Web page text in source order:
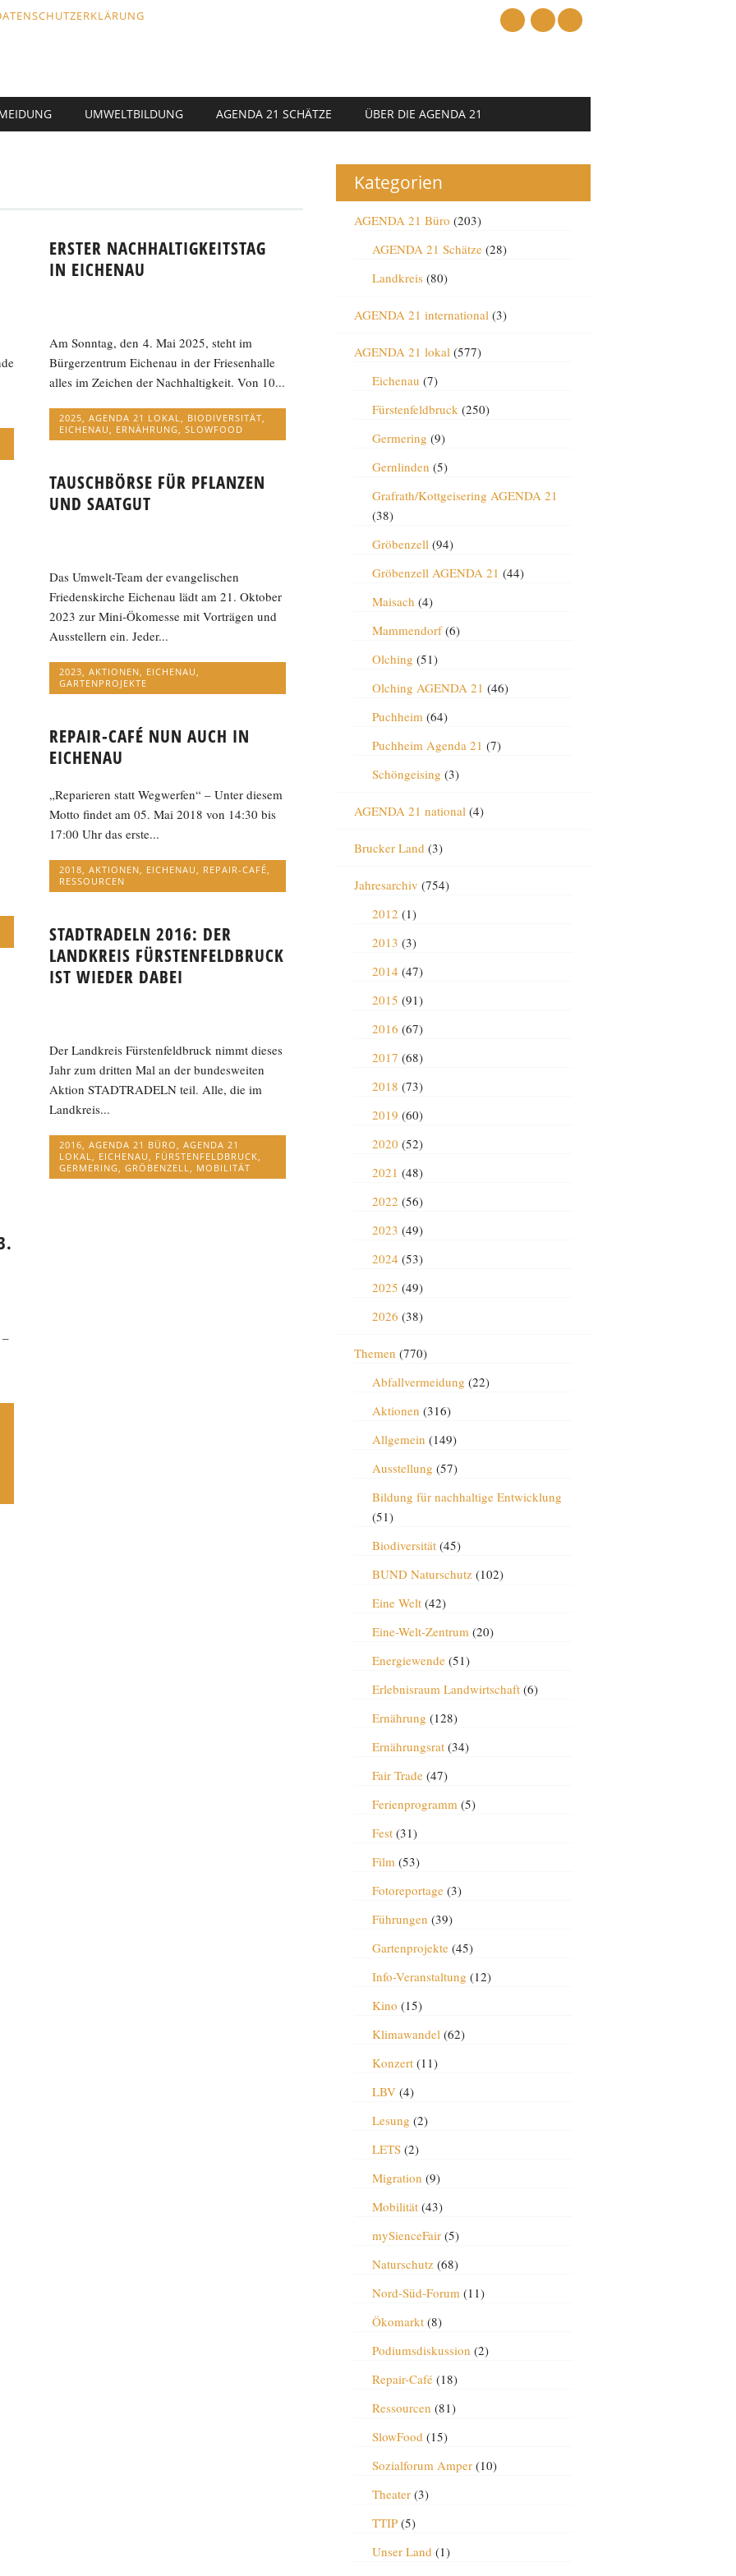
UMWELTBILDUNG AGENDA 21 SCHÄTZE ÜBER DIE AGENDA 21
ERSTER NACHHALTIGKEITSTAG
IN EICHENAU
Am Sonntag, den 4. Mai 2025, steht im
Bürgerzentrum Eichenau in der Friesenhalle
alles im Zeichen der Nachhaltigkeit. Von 10...
2025 ,AGENDA 21 LOKAL BIODIVERSITÄT
EICHENAU
ERNÄHRUNG ,SLOWFOOD
TAUSCHBÖRSE FÜR PFLANZEN
UND SAATGUT
Das Umwelt-Team der evangelischen
Friedenskirche Eichenau lädt am 21. Oktober
2023 zur Mini-Ökomesse mit Vorträgen und
Ausstellern ein. Jeder...
2023 ,AKTIONEN EICHENAU
GARTENPROJEKTE
REPAIR-CAFÉ NUN AUCH IN
EICHENAU
„Reparieren statt Wegwerfen“ – Unter diesem
Motto findet am 05. Mai 2018 von 14:30 bis
17:00 Uhr das erste...
2018,AKTIONEN, EICHENAU, REPAIR-CAFÉ,
RESSOURCEN
STADTRADELN 2016: DER
LANDKREIS FÜRSTENFELDBRUCK
IST WIEDER DABEI
Der Landkreis Fürstenfeldbruck nimmt dieses
Jahr zum dritten Mal an der bundesweiten
Aktion STADTRADELN teil. Alle, die im
Landkreis...
2016,AGENDA 21 BÜRO,AGENDA 21
LOKAL, EICHENAU, FÜRSTENFELDBRUCK,
GERMERING,GRÖBENZELL, MOBILITÄT
Kategorien
AGENDA 21 Büro (203)
AGENDA 21 Schätze(28)
Landkreis(80)
AGENDA 21 international(3)
AGENDA 21 lokal(577)
Eichenau (7)
Fürstenfeldbruck(250)
Germering (9)
Gernlinden (5)
Grafrath/Kottgeisering AGENDA 21
(38)
Gröbenzell(94)
Gröbenzell AGENDA 21 (44)
Maisach (4)
Mammendorf(6)
Olching (51)
Olching AGENDA 21 (46)
Puchheim(64)
Puchheim Agenda 21 (7)
Schöngeising (3)
AGENDA 21 national(4)
Brucker Land (3)
Jahresarchiv (754)
2012 (1)
2013 (3)
2014 (47)
2015 (91)
2016 (67)
2017 (68)
2018 (73)
2019 (60)
2020 (52)
2021 (48)
2022 (56)
2023 (49)
2024 (53)
2025 (49)
2026 (38)
Themen (770)
Abfallvermeidung (22)
Aktionen (316)
Allgemein (149)
Ausstellung (57)
Bildung für nachhaltige Entwicklung
(51)
Biodiversität(45)
BUND Naturschutz(102)
Eine Welt(42)
Eine-Welt-Zentrum(20)
Energiewende(51)
Erlebnisraum Landwirtschaft(6)
Ernährung (128)
Ernährungsrat(34)
Fair Trade(47)
Ferienprogramm(5)
Fest(31)
Film(53)
Fotoreportage(3)
Führungen (39)
Gartenprojekte(45)
Info-Veranstaltung (12)
Kino (15)
Klimawandel(62)
Konzert(11)
LBV(4)
Lesung (2)
LETS(2)
Migration (9)
Mobilität(43)
mySienceFair(5)
Naturschutz(68)
Nord-Süd-Forum(11)
Ökomarkt(8)
Podiumsdiskussion (2)
Repair-Café(18)
Ressourcen (81)
SlowFood (15)
Sozialforum Amper(10)
Theater(3)
TTIP(5)
Unser Land (1)